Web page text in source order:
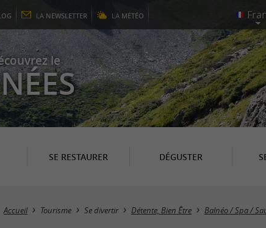
LA NEWSLETTER LA MÉTÉO
le
SE RESTAURER DÉGUSTER
Accueil Tourisme Se divertir Détente, Bien Être Balnéo / Spa /